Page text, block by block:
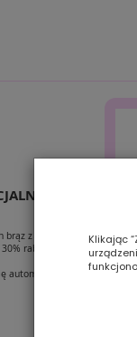
brąz z jasnymi
rabatu na
automatycznie.
Klikając